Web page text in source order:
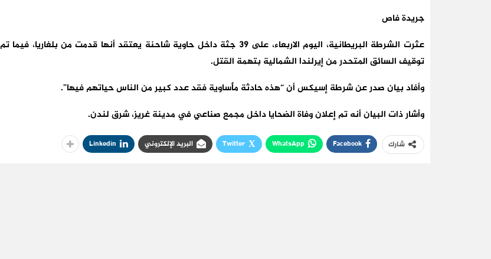
جريدة فاص
عثرت الشرطة البريطانية، اليوم الاربعاء، على 39 جثة داخل حاوية شاحنة يعتقد أنها قدمت من بلغاريا، فيما تم
توقيف السائق المتحدر من إيرلندا الشمالية بتهمة القتل.
وأفاد بيان صدر عن شرطة إسيكس أن “هذه حادثة مأساوية فقد عدد كبير من الناس حياتهم فيها”.
وأشار ذات البيان أنه تم إعلان وفاة الضحايا داخل مجمع صناعي في مدينة غريز، شرق لندن.
شارك Facebook
WhatsApp
Twitter البريد الإلكتروني Linkedin